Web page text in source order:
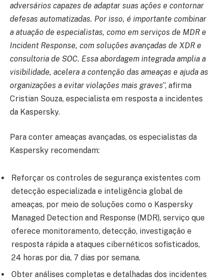
adversários capazes de adaptar suas ações e contornar
defesas automatizadas. Por isso, é importante combinar
a atuação de especialistas, como em serviços de MDR e
Incident Response, com soluções avançadas de XDR e
consultoria de SOC. Essa abordagem integrada amplia a
visibilidade, acelera a contenção das ameaças e ajuda as
organizações a evitar violações mais graves”, afirma
Cristian Souza, especialista em resposta a incidentes
da Kaspersky.
Para conter ameaças avançadas, os especialistas da
Kaspersky recomendam:
Reforçar os controles de segurança existentes com
detecção especializada e inteligência global de
ameaças, por meio de soluções como o Kaspersky
Managed Detection and Response (MDR), serviço que
oferece monitoramento, detecção, investigação e
resposta rápida a ataques cibernéticos sofisticados,
24 horas por dia, 7 dias por semana.
Obter análises completas e detalhadas dos incidentes